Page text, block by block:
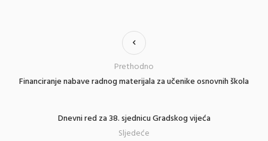
Financiranje nabave radnog materijala za učenike osnovnih škola
Prethodno
Dnevni red za 38. sjednicu Gradskog vijeća
Sljedeće